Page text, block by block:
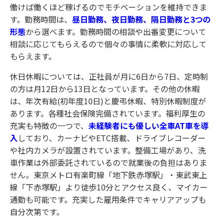
働けば働くほど稼げるのでモチベーションを維持できま
す。勤務時間は、 昼日勤務、夜日勤務、隔日勤務と3つの
形態から選べます。勤務時間の相談や出番変更について
相談に応じてもらえるので個々の事情に柔軟に対応して
もらえます。
休日休暇については、正社員が月に6日から7日、定時制
の方は月12日から13日となっています。その他の休暇
は、年次有給(初年度10日)と慶弔休暇、特別休暇制度が
あります。各種社会保険完備されています。福利厚生の
充実も特徴の一つで、 未経験者にも優しい全車AT車を導
入しており、カーナビやETC搭載、ドライブレコーダー
や社内カメラが設置されています。整備工場があり、洗
車作業は外部委託されているので就業後の負担はありま
せん。東京メトロ有楽町線「地下鉄赤塚駅」・東武東上
線「下赤塚駅」より徒歩10分とアクセス良く、マイカー
通勤も可能です。充実した雇用条件でキャリアアップも
自分次第です。